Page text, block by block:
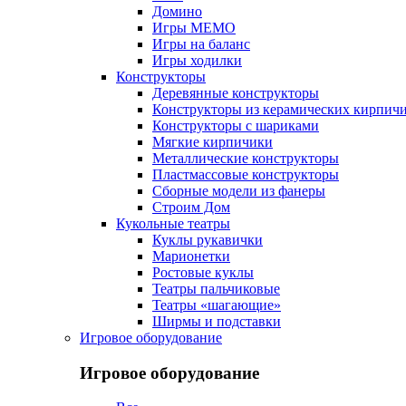
Домино
Игры МЕМО
Игры на баланс
Игры ходилки
Конструкторы
Деревянные конструкторы
Конструкторы из керамических
Конструкторы с шариками
Мягкие кирпичики
Металлические конструкторы
Пластмассовые конструкторы
Сборные модели из фанеры
Строим Дом
Кукольные театры
Куклы рукавички
Марионетки
Ростовые куклы
Театры пальчиковые
Театры «шагающие»
Ширмы и подставки
Игровое оборудование
Игровое оборудование